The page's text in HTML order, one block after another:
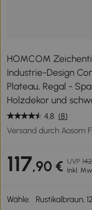
HOMCOM
Industrie-Design
Plateau, Regal -
Holzdekor und
4,8 (8)
Versand durch Aosom
117,90 € UVP
Inkl.
Wähle: Rustikalbraun,